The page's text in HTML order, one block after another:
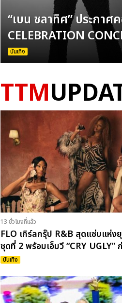
“เบน ชลาทิศ” ประกาศ
CELEBRATION
บันเทิง
TTM
13 ชั่วโมงที่แล้ว
FLO เกิร์ลกรุ๊ป R&B สุดแซ่บแห่
ชุดที่ 2 พร้อมเอ็มวี “CRY UGLY”
ไทย 29 ส.ค.นี้
บันเทิง